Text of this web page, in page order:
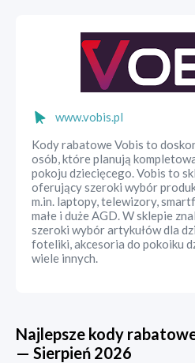
www.vobis.pl
Kody rabatowe Vobis to
osób, które planują
pokoju dziecięcego. Vobis to
oferujący szeroki wybór
m.in. laptopy, telewizory,
małe i duże AGD. W sklepie
szeroki wybór artykułów dla
foteliki, akcesoria do pokoiku
wiele innych.
Najlepsze kody
— Sierpień 2026